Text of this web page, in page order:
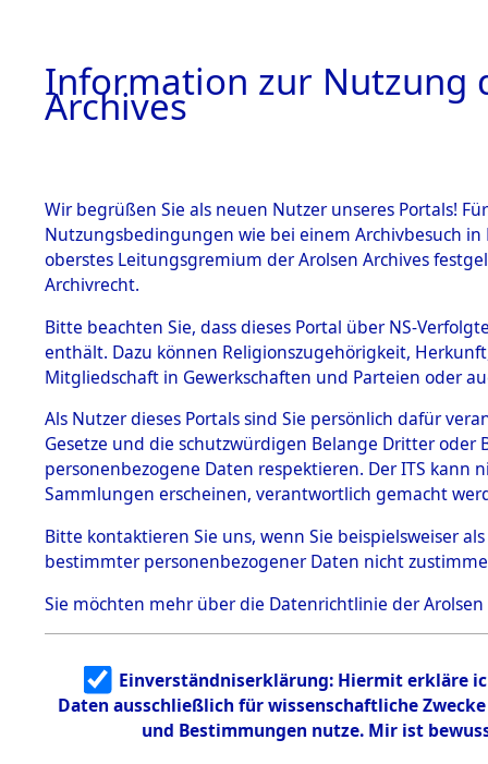
BESTÄNDE
1.
mente
5. Verschiedenes
5.3
Todesmärsche
5.3.1 Alliierte
Erhebungen
zu
Todesmärsch
en
5.3.2
Identifizierun
g
5.3.3
Todesmärsch
Dead -
Branch -
0111
Information zur Nutzung
Archives
Wir begrüßen Sie als neuen Nutzer unseres Portals!
Nutzungsbedingungen wie bei einem Archivbesuch
oberstes Leitungsgremium der Arolsen Archives
Archivrecht.
Bitte beachten Sie, dass dieses Portal über NS-
enthält. Dazu können Religionszugehörigkeit,
Mitgliedschaft in Gewerkschaften und Parteien oder
Als Nutzer dieses Portals sind Sie persönlich dafür
Gesetze und die schutzwürdigen Belange Dritter
personenbezogene Daten respektieren. Der ITS
Sammlungen erscheinen, verantwortlich gemacht
Bitte kontaktieren Sie uns, wenn Sie beispielsweiser
bestimmter personenbezogener Daten nicht
Sie möchten mehr über die Datenrichtlinie der Arolsen
Einverständniserklärung: Hiermit erkläre
Daten ausschließlich für wissenschaftliche
und Bestimmungen nutze. Mir ist